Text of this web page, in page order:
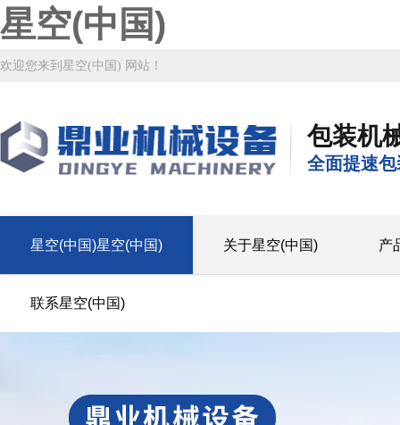
星空(中国)
欢迎您来到星空(中国) 网站！
包装机
全面提速
星空(中国)星空(中国) 关于星空(中国) 产
联系星空(中国)